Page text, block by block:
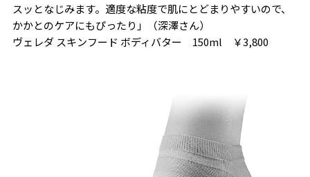
スッとなじみます。適度な粘度で肌にとどまりやすいので、
かかとのケアにもぴったり」（深澤さん）
ヴェレダ スキンフード ボディバター 150ml ￥3,800